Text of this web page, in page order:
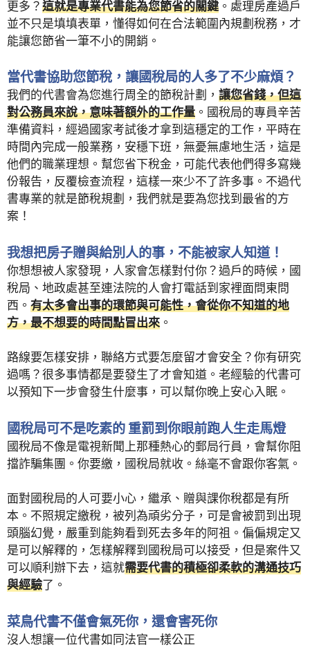
更多？ 這就是專業代書能為您節省的關鍵 。處理房產過戶
並不只是填填表單，懂得如何在合法範圍內規劃稅務，才
能讓您節省一筆不小的開銷。
當代書協助您節稅，讓國稅局的人多了不少麻煩？
我們的代書會為您進行周全的節稅計劃， 讓您省錢，但這
對公務員來說，意味著額外的工作量 。國稅局的專員辛苦
準備資料，經過國家考試後才拿到這穩定的工作，平時在
時間內完成一般業務，安穩下班，無憂無慮地生活，這是
他們的職業理想。幫您省下稅金，可能代表他們得多寫幾
份報告，反覆檢查流程，這樣一來少不了許多事。不過代
書專業的就是節稅規劃，我們就是要為您找到最省的方
案！
我想把房子贈與給別人的事，不能被家人知道！
你想想被人家發現，人家會怎樣對付你？過戶的時候，國
稅局、地政處甚至連法院的人會打電話到家裡面問東問
西。 有太多會出事的環節與可能性，會從你不知道的地
方，最不想要的時間點冒出來 。
路線要怎樣安排，聯絡方式要怎麼留才會安全？你有研究
過嗎？很多事情都是要發生了才會知道。老經驗的代書可
以預知下一步會發生什麼事，可以幫你晚上安心入眠。
國稅局可不是吃素的 重罰到你眼前跑人生走馬燈
國稅局不像是電視新聞上那種熱心的郵局行員，會幫你阻
擋詐騙集團。你要繳，國稅局就收。絲毫不會跟你客氣。
面對國稅局的人可要小心，繼承、贈與課你稅都是有所
本。不照規定繳稅，被列為頑劣分子，可是會被罰到出現
頭腦幻覺，嚴重到能夠看到死去多年的阿祖。偏偏規定又
是可以解釋的，怎樣解釋到國稅局可以接受，但是案件又
可以順利辦下去，這就需要代書的積極卻柔軟的溝通技巧
與經驗了。
菜鳥代書不僅會氣死你，還會害死你
沒人想讓一位代書如同法官一樣公正